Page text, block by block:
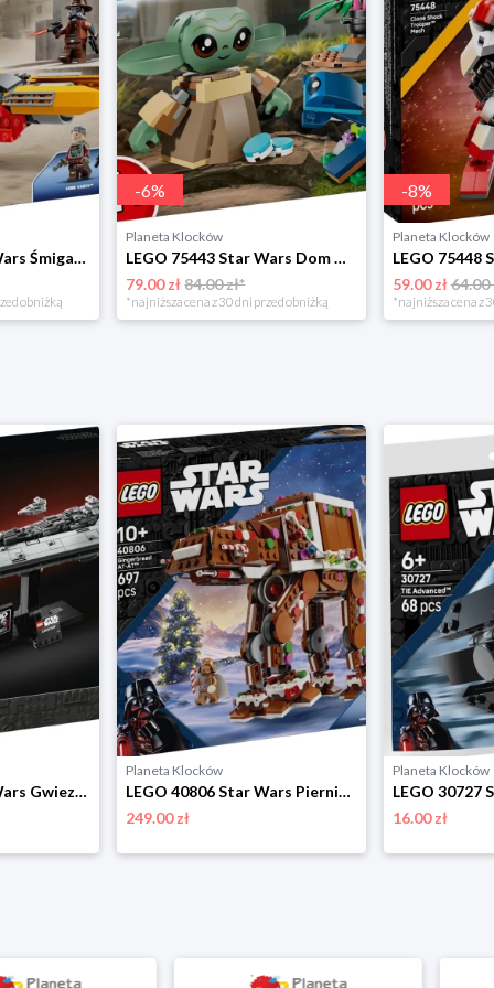
LEGO 75437 Star Wars Śmigacz Cobba Vantha Lego
obniżką
-6%
Planeta Klocków
LEGO 75443 Star Wars Dom Grogu Lego
79.00 zł84.00 zł*
*najniższa cena z 30 dni przed obniżką
-8%
Planeta Klocków
59.00 zł64.00
*najniższa cena z
LEGO 75356 Star Wars Gwiezdny superniszczyciel typu Executor Lego
Planeta Klocków
LEGO 40806 Star Wars Piernikowa maszyna krocząca AT-AT Lego
249.00 zł
Planeta Klocków
16.00 zł